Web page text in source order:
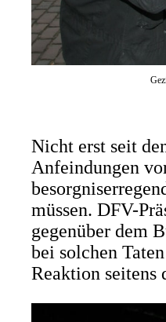
Nicht erst seit
Anfeindungen
müssen. DFV-
gegenüber dem
bei solchen
Reaktion seitens